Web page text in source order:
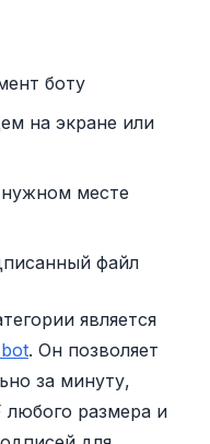
боту
на экране или
месте
файл
является
. Он позволяет
за минуту,
любого размера и